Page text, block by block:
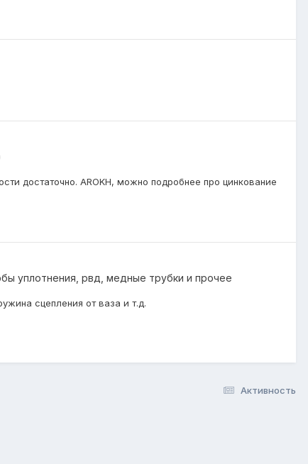
достаточно. AROKH, можно подробнее про цинкование
уплотнения, рвд, медные трубки и прочее
сцепления от ваза и т.д.
Активность